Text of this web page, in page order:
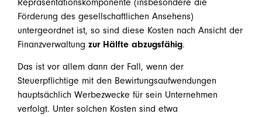
Repräsentationskomponente (insbesondere die
Förderung des gesellschaftlichen Ansehens)
untergeordnet ist, so sind diese Kosten nach Ansicht der
Finanzverwaltung zur Hälfte abzugsfähig.
Das ist vor allem dann der Fall, wenn der
Steuerpflichtige mit den Bewirtungsaufwendungen
hauptsächlich Werbezwecke für sein Unternehmen
verfolgt. Unter solchen Kosten sind etwa